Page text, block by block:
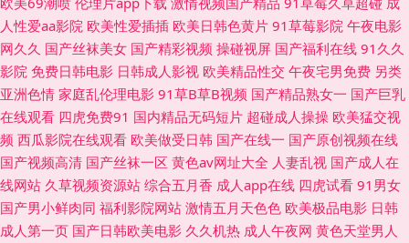
性爱网页 日本少妇视频 四虎影像 午夜导航福利视频 亚洲免费视频小说 91超
碰资源站 91经典视频观看 91在钱视频 99福利网 www日韩lll 超碰大香蕉伊
人 成人αⅴ免费 国产51视频 国产视频精品店 九九黄视西瓜 另类激情影音 日
本丰满少妇 色婷婷五月激情 五月天肏屄网 亚洲龙1级a片 最新A片网址 97超
碰96超碰 WWW鎿糀V 成人品人妻久久 国产日逼免费视频 久久精品妻 欧美
人性爱aa影院 欧美性爱插插 欧美日韩色黄片 91草莓影院 午夜电影
网久久 国产丝袜美女 国产精彩视频 操碰视屏 国产福利在线 91久久
影院 免费日韩电影 日韩成人影视 欧美精品性交 午夜宅男免费 另类
亚洲色情 家庭乱伦理电影 91草B草B视频 国产精品熟女一 国产巨乳
在线观看 四虎免费91 国内精品无码短片 超碰成人操操 欧美猛交视
频 西瓜影院在线观看 欧美做受日韩 国产在线一 国产原创视频在线
国产视频高清 国产丝袜一区 黄色av网址大全 人妻乱视 国产成人在
线网站 久草视频资源站 综合五月香 成人app在线 四虎试看 91男女
国产男小鲜肉同 福利影院网站 激情五月天色色 欧美极品电影 日韩
成人第一页 国产日韩欧美电影 久久机热 成人午夜网 黄色天堂男人